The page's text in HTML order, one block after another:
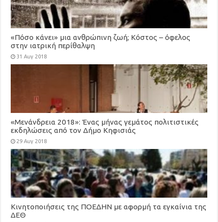
«Πόσο κάνει» μια ανθρώπινη ζωή; Κόστος – όφελος
στην ιατρική περίθαλψη
31 Αυγ 2018
«Μενάνδρεια 2018»: Ένας μήνας γεμάτος πολιτιστικές
εκδηλώσεις από τον Δήμο Κηφισιάς
29 Αυγ 2018
Κινητοποιήσεις της ΠΟΕΔΗΝ με αφορμή τα εγκαίνια της
ΔΕΘ